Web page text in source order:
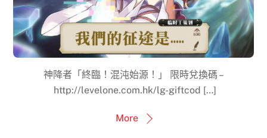
神降者「終臨！混沌始源！」 限時兌換碼 –
http://levelone.com.hk/lg-giftcod […]
More